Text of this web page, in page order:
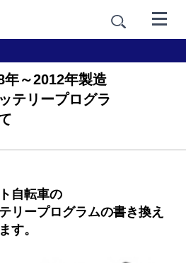
年～2012年製造
テリープログラ
自転車の
リープログラムの書き換え
す。